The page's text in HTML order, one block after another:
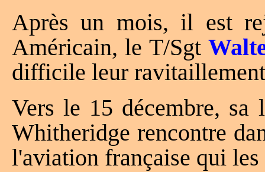
Après un mois, il est
Américain, le T/Sgt
difficile leur
Vers le 15 décembre, sa
Whitheridge rencontre
l'aviation française qui les